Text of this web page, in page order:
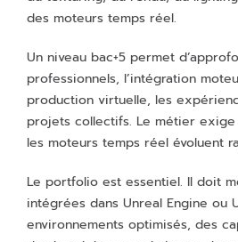
des moteurs temps réel.
Un niveau bac+5 permet
professionnels, l’intégration
production virtuelle, les
projets collectifs. Le métier
les moteurs temps réel évoluent
Le portfolio est essentiel. Il doit
intégrées dans Unreal Engine ou
environnements optimisés, des